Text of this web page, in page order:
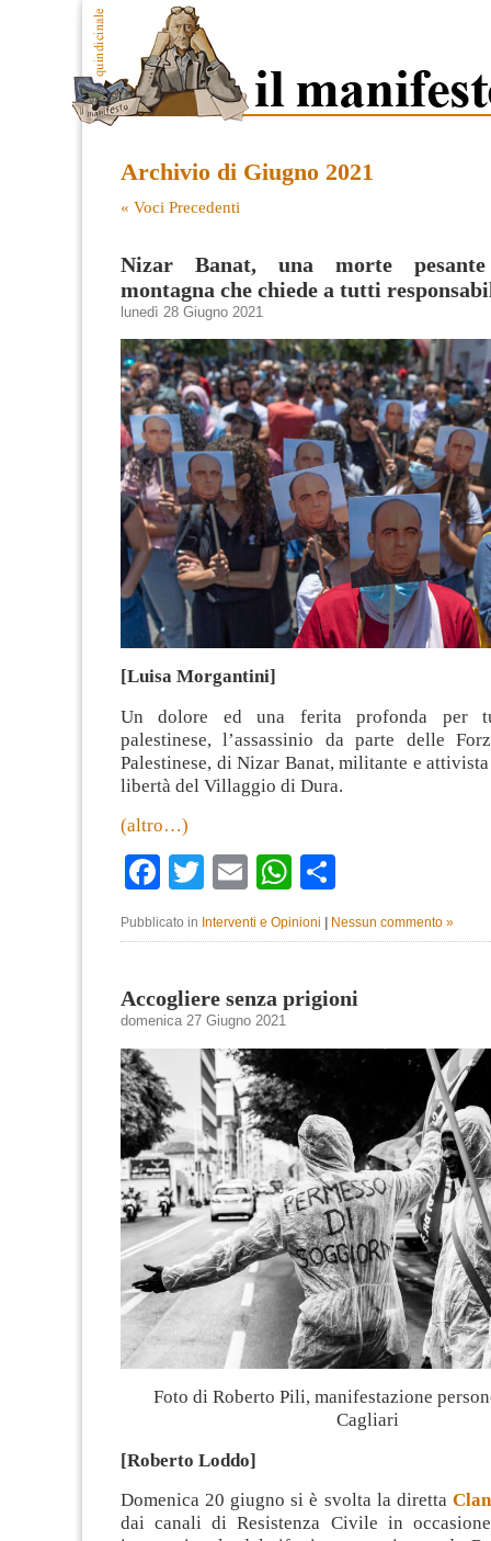
Archivio di Giugno 2021
« Voci Precedenti
Nizar Banat, una morte
montagna che chiede a tutti
lunedì 28 Giugno 2021
[Luisa Morgantini]
Un dolore ed una ferita profonda per
palestinese, l’assassinio da parte delle
Palestinese, di Nizar Banat, militante e
libertà del Villaggio di Dura.
(altro…)
Facebook
TwitterEmailWhatsApp
Pubblicato in Interventi e Opinioni Nessun commento »
Accogliere senza prigioni
domenica 27 Giugno 2021
Foto di Roberto Pili, manifestazione
Cagliari
[Roberto Loddo]
Domenica 20 giugno si è svolta la diretta
dai canali di Resistenza Civile in